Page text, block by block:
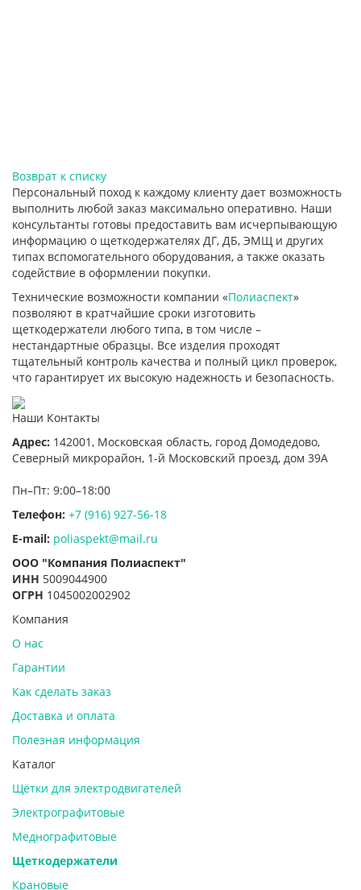
Возврат к списку
Персональный поход к каждому клиенту дает возможность
выполнить любой заказ максимально оперативно. Наши
консультанты готовы предоставить вам исчерпывающую
информацию о щеткодержателях ДГ, ДБ, ЭМЩ и других
типах вспомогательного оборудования, а также оказать
содействие в оформлении покупки.
Технические возможности компании «Полиаспект»
позволяют в кратчайшие сроки изготовить
щеткодержатели любого типа, в том числе –
нестандартные образцы. Все изделия проходят
тщательный контроль качества и полный цикл проверок,
что гарантирует их высокую надежность и безопасность.
Наши Контакты
Адрес: 142001, Московская область, город Домодедово,
Северный микрорайон, 1-й Московский проезд, дом 39А
Пн–Пт: 9:00–18:00
Телефон: +7 (916) 927-56-18
E-mail: poliaspekt@mail.ru
ООО "Компания Полиаспект"
ИНН 5009044900
ОГРН 1045002002902
Компания
О нас
Гарантии
Как сделать заказ
Доставка и оплата
Полезная информация
Каталог
Щётки для электродвигателей
Электрографитовые
Меднографитовые
Щеткодержатели
Крановые